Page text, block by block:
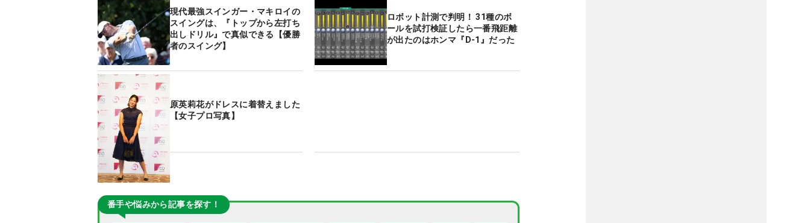
現代最強スインガー・マキロイの
スイングは、『トップから左打ち
出しドリル』で真似できる【優勝
者のスイング】
ロボット計測で判明！ 31種のボ
ールを試打検証したら一番飛距離
が出たのはホンマ『D-1』だった
原英莉花がドレスに着替えました
【女子プロ写真】
番手や悩みから記事を探す！